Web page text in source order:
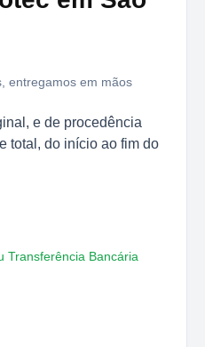
entregamos em mãos
e de procedência
total, do início ao fim do
Transferência Bancária